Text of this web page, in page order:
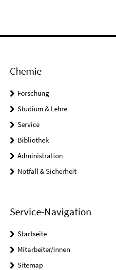
Chemie
Forschung
Studium & Lehre
Service
Bibliothek
Administration
Notfall & Sicherheit
Service-Navigation
Startseite
Mitarbeiter/innen
Sitemap